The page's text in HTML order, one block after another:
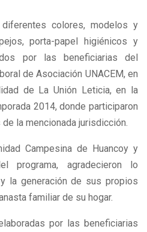
colores, modelos y
porta-papel higiénicos y
por las beneficiarias del
de Asociación UNACEM, en
de La Unión Leticia, en la
2014, donde participaron
la mencionada jurisdicción.
Campesina de Huancoy y
programa, agradecieron lo
la generación de sus propios
familiar de su hogar.
por las beneficiarias